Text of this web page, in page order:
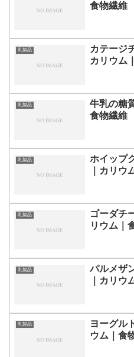
食物繊維
乳製品
カテージ
カリウム
乳製品
牛乳の糖
食物繊維
乳製品
ホイップ
｜カリウ
乳製品
ゴーダチ
リウム｜
乳製品
パルメザ
｜カリウ
乳製品
ヨーグル
ウム｜食